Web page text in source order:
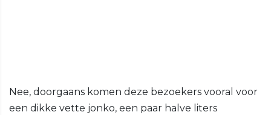
Nee, doorgaans komen deze bezoekers vooral voor
een dikke vette jonko, een paar halve liters